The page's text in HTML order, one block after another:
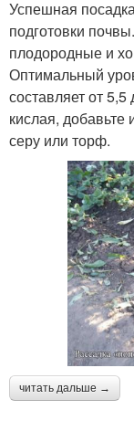
Успешная
подготовки
плодородные и
Оптимальный
составляет от
кислая,
серу или торф.
читать дальше →